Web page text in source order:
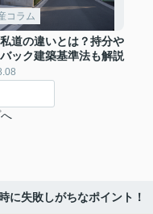
コラム
道の違いとは？持分や
ック建築基準法も解説
に失敗しがちなポイント！